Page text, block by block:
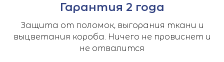
Гарантия 2 года
Защита от поломок, выгорания ткани и
выцветания короба. Ничего не провиснет и
не отвалится